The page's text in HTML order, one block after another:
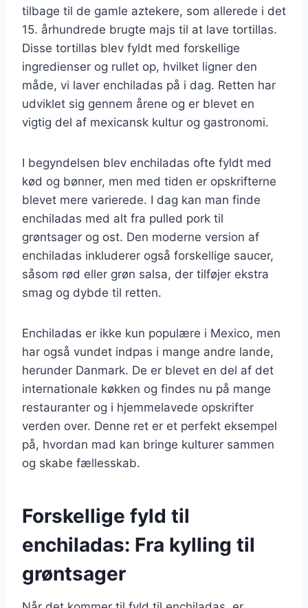
tilbage til de gamle aztekere, som allerede i det
15. århundrede brugte majs til at lave tortillas.
Disse tortillas blev fyldt med forskellige
ingredienser og rullet op, hvilket ligner den
måde, vi laver enchiladas på i dag. Retten har
udviklet sig gennem årene og er blevet en
vigtig del af mexicansk kultur og gastronomi.
I begyndelsen blev enchiladas ofte fyldt med
kød og bønner, men med tiden er opskrifterne
blevet mere varierede. I dag kan man finde
enchiladas med alt fra pulled pork til
grøntsager og ost. Den moderne version af
enchiladas inkluderer også forskellige saucer,
såsom rød eller grøn salsa, der tilføjer ekstra
smag og dybde til retten.
Enchiladas er ikke kun populære i Mexico, men
har også vundet indpas i mange andre lande,
herunder Danmark. De er blevet en del af det
internationale køkken og findes nu på mange
restauranter og i hjemmelavede opskrifter
verden over. Denne ret er et perfekt eksempel
på, hvordan mad kan bringe kulturer sammen
og skabe fællesskab.
Forskellige fyld til
enchiladas: Fra kylling til
grøntsager